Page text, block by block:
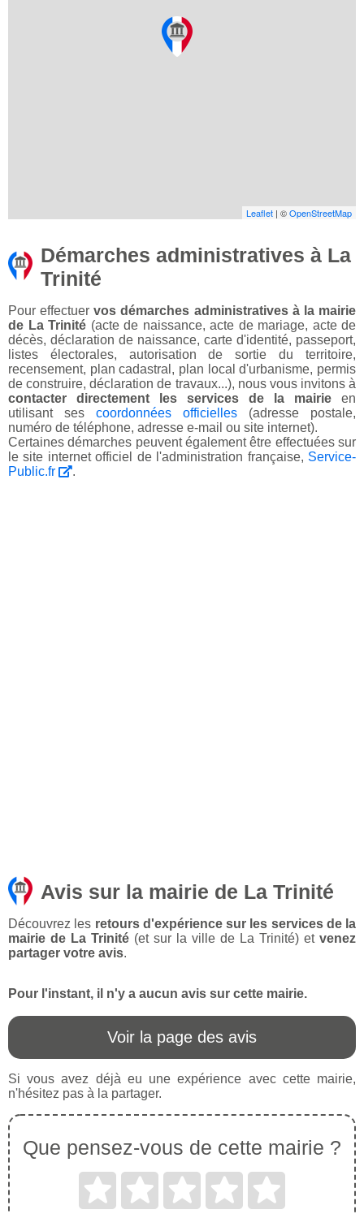
Leaflet | ©OpenStreetMap
Démarches administratives à La
Trinité
Pour effectuervos démarches administratives à la mairie
de La Trinité (acte de naissance, acte de mariage, acte de
décès, déclaration de naissance, carte d'identité, passeport,
listes électorales, autorisation de sortie du territoire,
recensement, plan cadastral, plan local d'urbanisme, permis
de construire, déclaration de travaux...), nous vous invitons à
contacter directement les services de la mairie en
utilisant ses coordonnées officielles (adresse postale,
numéro de téléphone, adresse e-mail ou site internet).
Certaines démarches peuvent également être effectuées sur
le site internet officiel de l'administration française, Service-
Public.fr
.
Avis sur la mairie de La Trinité
Découvrez les retours d'expérience sur les services de la
mairie de La Trinité (et sur la ville de La Trinité) et venez
partager votre avis.
Pour l'instant, il n'y a aucun avis sur cette mairie.
Voir la page des avis
Si vous avez déjà eu une expérience avec cette mairie,
n'hésitez pas à la partager.
Que pensez-vous de cette mairie ?